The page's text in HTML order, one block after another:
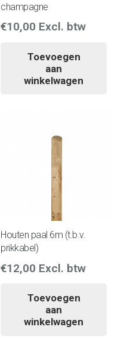
champagne
€10,00 Excl. btw
Toevoegen
aan
winkelwagen
Houten paal 6m (t.b.v.
prikkabel)
€12,00 Excl. btw
Toevoegen
aan
winkelwagen